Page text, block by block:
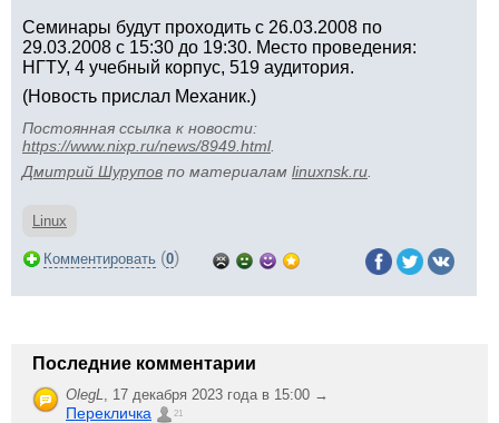
Семинары будут проходить с 26.03.2008 по
29.03.2008 с 15:30 до 19:30. Место проведения:
НГТУ, 4 учебный корпус, 519 аудитория.
(Новость прислал Механик.)
Постоянная ссылка к новости:
https://www.nixp.ru/news/8949.html.
Дмитрий Шурупов по материалам linuxnsk.ru
Linux
Комментировать (0)
Последние комментарии
OlegL, 17 декабря 2023 года в 15:00 →
Перекличка 21